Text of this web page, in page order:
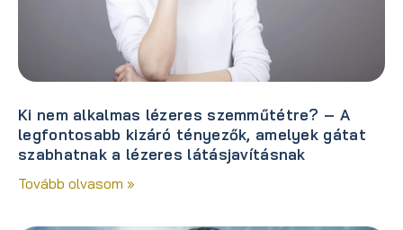
Ki nem alkalmas lézeres szemműtétre? – A
legfontosabb kizáró tényezők, amelyek gátat
szabhatnak a lézeres látásjavításnak
Tovább olvasom »